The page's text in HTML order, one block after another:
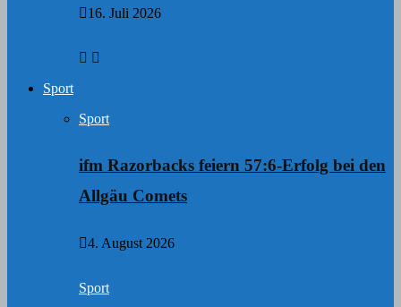
16. Juli 2026
Sport
Sport
ifm Razorbacks feiern 57:6-Erfolg bei den
Allgäu Comets
4. August 2026
Sport